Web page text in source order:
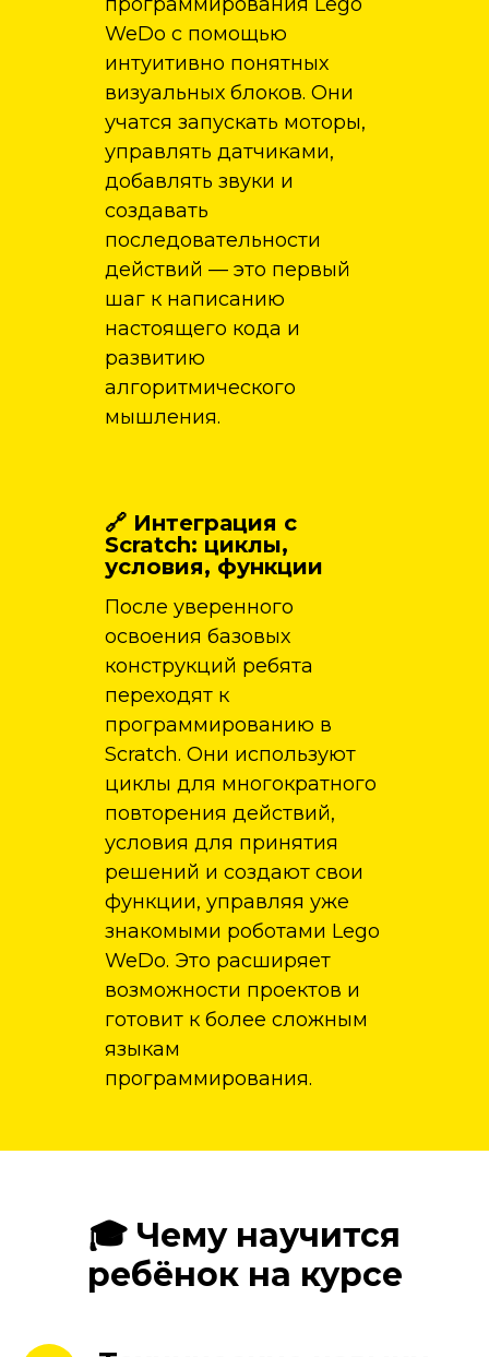
🔗 Интеграция с
Scratch: циклы,
условия, функции
После уверенного
освоения базовых
конструкций ребята
переходят к
программированию в
Scratch. Они используют
циклы для многократного
повторения действий,
условия для принятия
решений и создают свои
функции, управляя уже
знакомыми роботами Lego
WeDo. Это расширяет
возможности проектов и
готовит к более сложным
языкам
программирования.
WeDo с помощью
интуитивно понятных
визуальных блоков. Они
учатся запускать моторы,
управлять датчиками,
добавлять звуки и
создавать
последовательности
действий — это первый
шаг к написанию
настоящего кода и
развитию
алгоритмического
мышления.
🎓 Чему научится
ребёнок на курсе